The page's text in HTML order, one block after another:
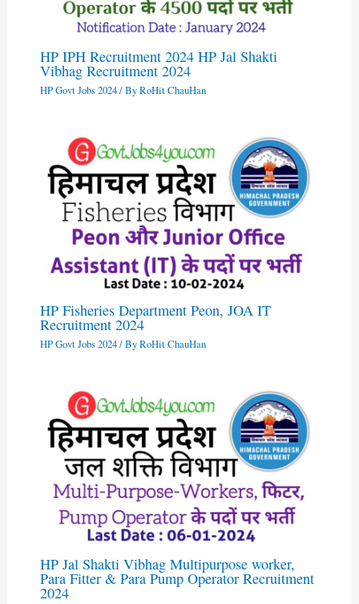
HP IPH Recruitment 2024 HP Jal Shakti
Vibhag Recruitment 2024
HP Govt Jobs 2024/ ByRoHit ChauHan
HP Fisheries Department Peon, JOA IT
Recruitment 2024
HP Govt Jobs 2024/ ByRoHit ChauHan
HP Jal Shakti Vibhag Multipurpose worker,
Para Fitter & Para Pump Operator Recruitment
2024